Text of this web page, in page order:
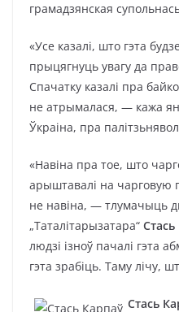
грамадзянская
«Усе казалі, што гэта
прыцягнуць увагу да
Спачатку казалі пра
не атрымалася, — кажа
Ўкраіна, пра
«Навіна пра тое, што
арыштавалі на чарговую
не навіна, — тлумачыць
„Таталітарызатара“
людзі ізноў пачалі гэта
гэта зрабіць. Таму лічу,
Стась